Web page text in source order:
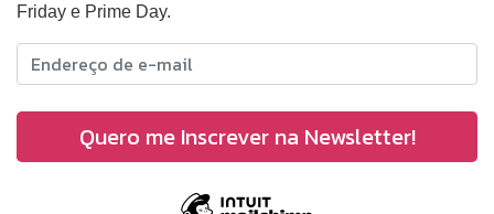
Friday e Prime Day.